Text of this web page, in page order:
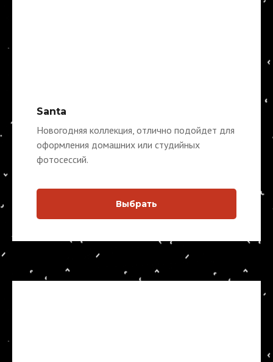
Santa
Новогодняя коллекция, отлично подойдет для
оформления домашних или студийных
фотосессий.
Выбрать